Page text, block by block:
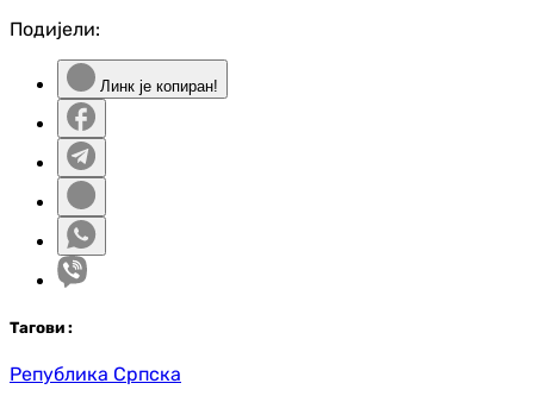
Подијели:
Линк је копиран!
Тагови :
Република Српска